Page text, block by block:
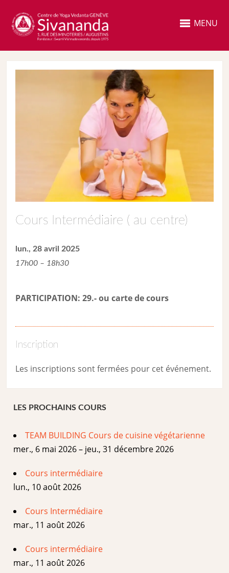
MENU
Cours Intermédiaire ( au centre)
lun., 28 avril 2025
17h00 – 18h30
PARTICIPATION: 29.- ou carte de cours
Inscription
Les inscriptions sont fermées pour cet événement.
LES PROCHAINS COURS
TEAM BUILDING Cours de cuisine végétarienne
mer., 6 mai 2026 – jeu., 31 décembre 2026
Cours intermédiaire
lun., 10 août 2026
Cours Intermédiaire
mar., 11 août 2026
Cours intermédiaire
mar., 11 août 2026